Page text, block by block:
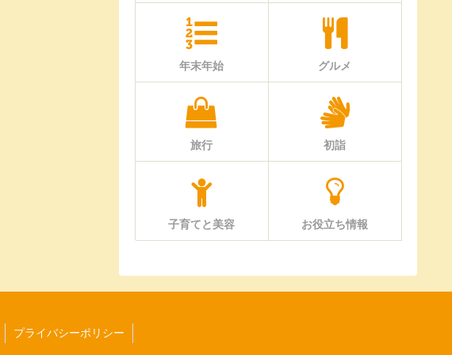
年末年始 グルメ
旅行 初詣
子育てと美容 お役立ち情報
プライバシーポリシー